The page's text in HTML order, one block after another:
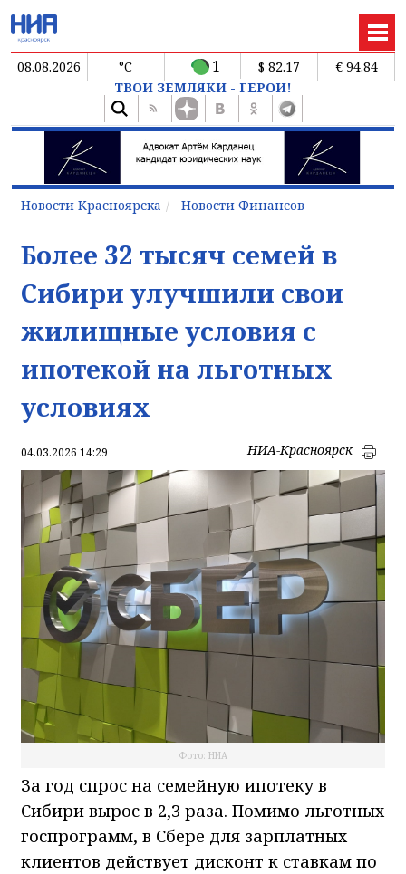
08.08.2026 °C 1 $ 82.17
€ 94.84
ТВОИ ЗЕМЛЯКИ - ГЕРОИ!
Новости Красноярска Новости Финансов
Более 32 тысяч семей в
Сибири улучшили свои
жилищные условия с
ипотекой на льготных
условиях
04.03.2026 14:29 НИА-Красноярск
Фото: НИА
За год спрос на семейную ипотеку в
Сибири вырос в 2,3 раза. Помимо льготных
госпрограмм, в Сбере для зарплатных
клиентов действует дисконт к ставкам по